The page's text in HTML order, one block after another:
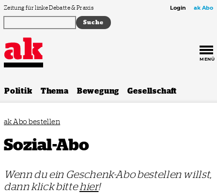
Zum Inhalt springen
Zeitung für linke Debatte & Praxis Login ak Abo
MENÜ
Politik Thema Bewegung Gesellschaft
ak Abo bestellen
Sozial-Abo
Wenn du ein Geschenk-Abo bestellen willst,
dann klick bittehier!